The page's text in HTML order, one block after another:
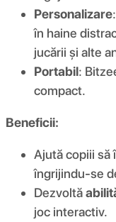
Personalizare
în haine
jucării și alte
Portabil:
compact.
Beneficii:
Ajută copiii să
îngrijindu-se
Dezvoltă
joc interactiv.